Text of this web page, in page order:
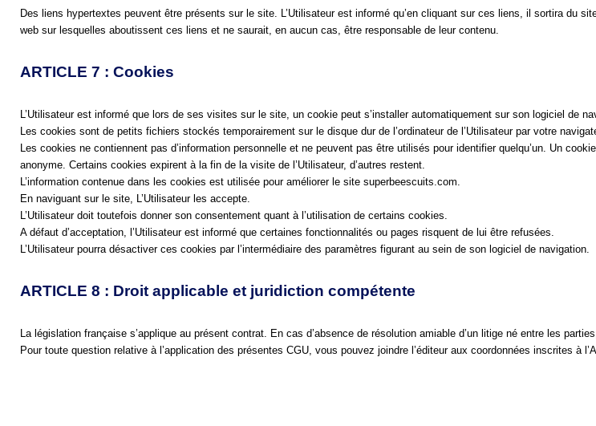
Des liens hypertextes peuvent être présents sur le site. L’Utilisateur est informé qu’en cliquant sur ces liens, il sortira du
web sur lesquelles aboutissent ces liens et ne saurait, en aucun cas, être responsable de leur contenu.
ARTICLE 7 : Cookies
L’Utilisateur est informé que lors de ses visites sur le site, un cookie peut s’installer automatiquement sur son logiciel de
Les cookies sont de petits fichiers stockés temporairement sur le disque dur de l’ordinateur de l’Utilisateur par votre
Les cookies ne contiennent pas d’information personnelle et ne peuvent pas être utilisés pour identifier quelqu’un. Un
anonyme. Certains cookies expirent à la fin de la visite de l’Utilisateur, d’autres restent.
L’information contenue dans les cookies est utilisée pour améliorer le site superbeescuits.com.
En naviguant sur le site, L’Utilisateur les accepte.
L’Utilisateur doit toutefois donner son consentement quant à l’utilisation de certains cookies.
A défaut d’acceptation, l’Utilisateur est informé que certaines fonctionnalités ou pages risquent de lui être refusées.
L’Utilisateur pourra désactiver ces cookies par l’intermédiaire des paramètres figurant au sein de son logiciel de navigation.
ARTICLE 8 : Droit applicable et juridiction compétente
La législation française s’applique au présent contrat. En cas d’absence de résolution amiable d’un litige né entre les
Pour toute question relative à l’application des présentes CGU, vous pouvez joindre l’éditeur aux coordonnées inscrites à